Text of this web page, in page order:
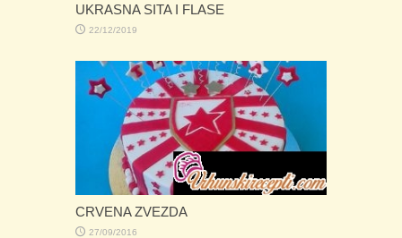
UKRASNA SITA I FLASE
22/12/2019
CRVENA ZVEZDA
27/09/2016